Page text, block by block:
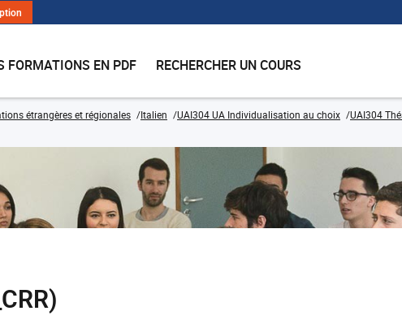
FORMATIONS EN PDF RECHERCHER UN COURS
étrangères et régionales Italien UAI304 UA Individualisation au choix
UAI304